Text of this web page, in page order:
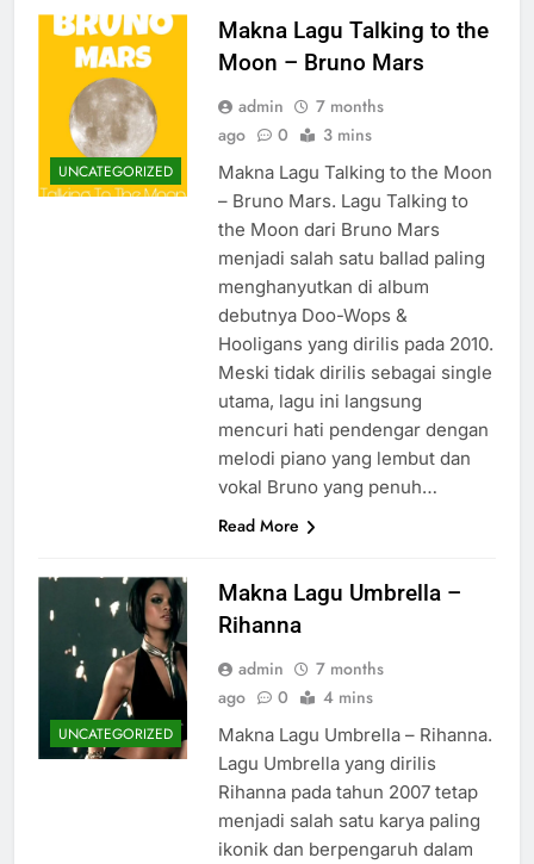
UNCATEGORIZED
Makna Lagu Talking to the
Moon – Bruno Mars
admin
7 months
ago
0 3 mins
Makna Lagu Talking to the Moon
– Bruno Mars. Lagu Talking to
the Moon dari Bruno Mars
menjadi salah satu ballad paling
menghanyutkan di album
debutnya Doo-Wops &
Hooligans yang dirilis pada 2010.
Meski tidak dirilis sebagai single
utama, lagu ini langsung
mencuri hati pendengar dengan
melodi piano yang lembut dan
vokal Bruno yang penuh…
Read More
UNCATEGORIZED
Makna Lagu Umbrella –
Rihanna
admin
7 months
ago
0 4 mins
Makna Lagu Umbrella – Rihanna.
Lagu Umbrella yang dirilis
Rihanna pada tahun 2007 tetap
menjadi salah satu karya paling
ikonik dan berpengaruh dalam